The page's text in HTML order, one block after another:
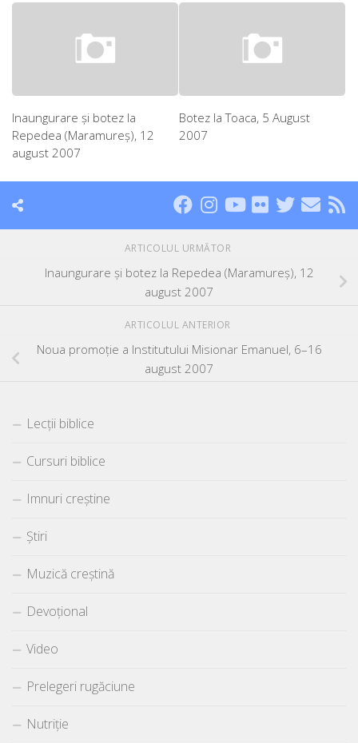
Inaungurare şi botez la
Repedea (Maramureş), 12
august 2007
Botez la Toaca, 5 August
2007
ARTICOLUL URMĂTOR
Inaungurare şi botez la Repedea (Maramureş), 12
august 2007
ARTICOLUL ANTERIOR
Noua promoţie a Institutului Misionar Emanuel, 6–16
august 2007
Lecții biblice
Cursuri biblice
Imnuri creștine
Știri
Muzică creștină
Devoțional
Video
Prelegeri rugăciune
Nutriție